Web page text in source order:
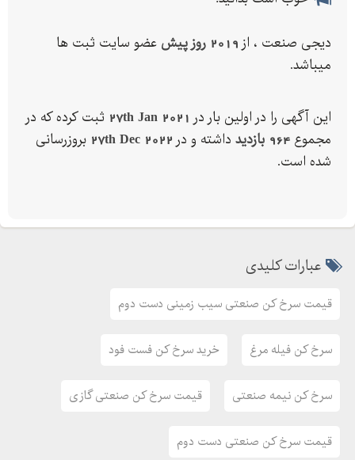
جنس بدنه استیل ضد زنگ یک میل
عدد سبد مفتولی
ابعاد استاندارد دستگاه : طول . عرض ارتفاع .
الماس طبقه سوم
برای اطلاعات بیشتر و ثبت سفارش با شماره های زیر تماس بگیرید :
اینستاگرام : dgsanaat
دیجی صنعت ، از 2019 روز پیش
عضو سایت ثبت ها
میباشد.
این آگهی را در اولین بار در 27th Jan 2021 ثبت کرده که در
مجموع 964 بازدید داشته و در 27th Dec 2022 بروزرسانی
شده است.
عبارات کلیدی
قیمت سرخ کن صنعتی سیب زمینی دست دوم
سرخ کن فیله مرغ خرید سرخ کن فست فود
سرخ کن نیمه صنعتی قیمت سرخ کن صنعتی گازی
قیمت سرخ کن صنعتی دست دوم